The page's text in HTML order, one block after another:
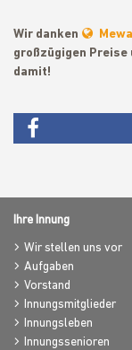
Wir danken
großzügigen Preise
damit!
Ihre Innung
Wir stellen uns vor
Aufgaben
Vorstand
Innungsmitglieder
Innungsleben
Innungssenioren